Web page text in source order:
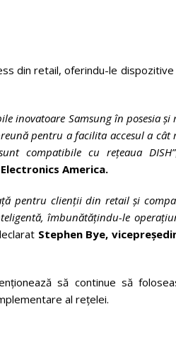
din retail, oferindu-le dispozitive
inovatoare Samsung în posesia și
pentru a facilita accesul a cât
compatibile cu rețeaua DISH”
America.
pentru clienții din retail și
îmbunătățindu-le
Stephen Bye,
să continue să
al rețelei.